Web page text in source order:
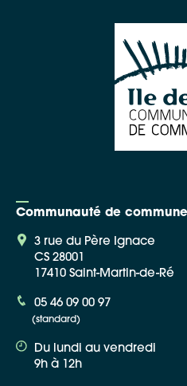
Communauté de
3 rue du Père Ignace
CS 28001
17410 Saint-Martin-de-Ré
05 46 09 00 97
(standard)
Du lundi au vendredi
9h à 12h